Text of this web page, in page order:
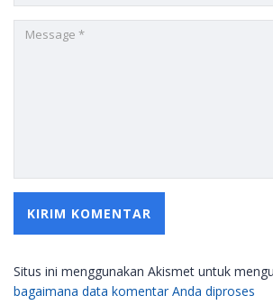
Situs ini menggunakan Akismet untuk
bagaimana data komentar Anda diproses